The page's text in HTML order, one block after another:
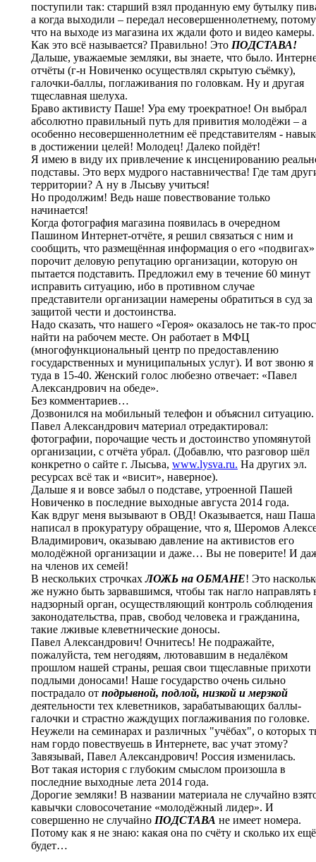
поступили так: старший взял проданную ему бутылку
а когда выходили – передал несовершеннолетнему, потому
что на выходе из магазина их ждали фото и видео камеры.
Как это всё называется? Правильно! Это ПОДСТАВА!
Дальше, уважаемые земляки, вы знаете, что было.
отчёты (г-н Новиченко осуществлял скрытую съёмку),
галочки-баллы, поглаживания по головкам. Ну и другая
тщеславная шелуха.
Браво активисту Паше! Ура ему троекратное! Он выбрал
абсолютно правильный путь для привития молодёжи – а
особенно несовершеннолетним её представителям -
в достижении целей! Молодец! Далеко пойдёт!
Я имею в виду их привлечение к инсценированию
подставы. Это верх мудрого наставничества! Где там
территории? А ну в Лысьву учиться!
Но продолжим! Ведь наше повествование только
начинается!
Когда фотография магазина появилась в очередном
Пашином Интернет-отчёте, я решил связаться с ним и
сообщить, что размещённая информация о его «подвигах»
порочит деловую репутацию организации, которую он
пытается подставить. Предложил ему в течение 60 минут
исправить ситуацию, ибо в противном случае
представители организации намерены обратиться в суд за
защитой чести и достоинства.
Надо сказать, что нашего «Героя» оказалось не так-то
найти на рабочем месте. Он работает в МФЦ
(многофункциональный центр по предоставлению
государственных и муниципальных услуг). И вот звоню я
туда в 15-40. Женский голос любезно отвечает: «Павел
Александрович на обеде».
Без комментариев…
Дозвонился на мобильный телефон и объяснил ситуацию.
Павел Александрович материал отредактировал:
фотографии, порочащие честь и достоинство упомянутой
организации, с отчёта убрал. (Добавлю, что разговор шёл
конкретно о сайте г. Лысьва, www.lysva.ru. На других эл.
ресурсах всё так и «висит», наверное).
Дальше я и вовсе забыл о подставе, утроенной Пашей
Новиченко в последние выходные августа 2014 года.
Как вдруг меня вызывают в ОВД! Оказывается, наш Паша
написал в прокуратуру обращение, что я, Шеромов
Владимирович, оказываю давление на активистов его
молодёжной организации и даже… Вы не поверите! И
на членов их семей!
В нескольких строчкахЛОЖЬ на ОБМАНЕ! Это
же нужно быть зарвавшимся, чтобы так нагло направлять
надзорный орган, осуществляющий контроль соблюдения
законодательства, прав, свобод человека и гражданина,
такие лживые клеветнические доносы.
Павел Александрович! Очнитесь! Не подражайте,
пожалуйста, тем негодяям, лютовавшим в недалёком
прошлом нашей страны, решая свои тщеславные прихоти
подлыми доносами! Наше государство очень сильно
пострадало от подрывной, подлой, низкой и мерзкой
деятельности тех клеветников, зарабатывающих баллы-
галочки и страстно жаждущих поглаживания по головке.
Неужели на семинарах и различных "учёбах", о которых
нам гордо повествуешь в Интернете, вас учат этому?
Завязывай, Павел Александрович! Россия изменилась.
Вот такая история с глубоким смыслом произошла в
последние выходные лета 2014 года.
Дорогие земляки! В названии материала не случайно
кавычки словосочетание «молодёжный лидер». И
совершенно не случайно ПОДСТАВА не имеет номера.
Потому как я не знаю: какая она по счёту и сколько их ещё
будет…